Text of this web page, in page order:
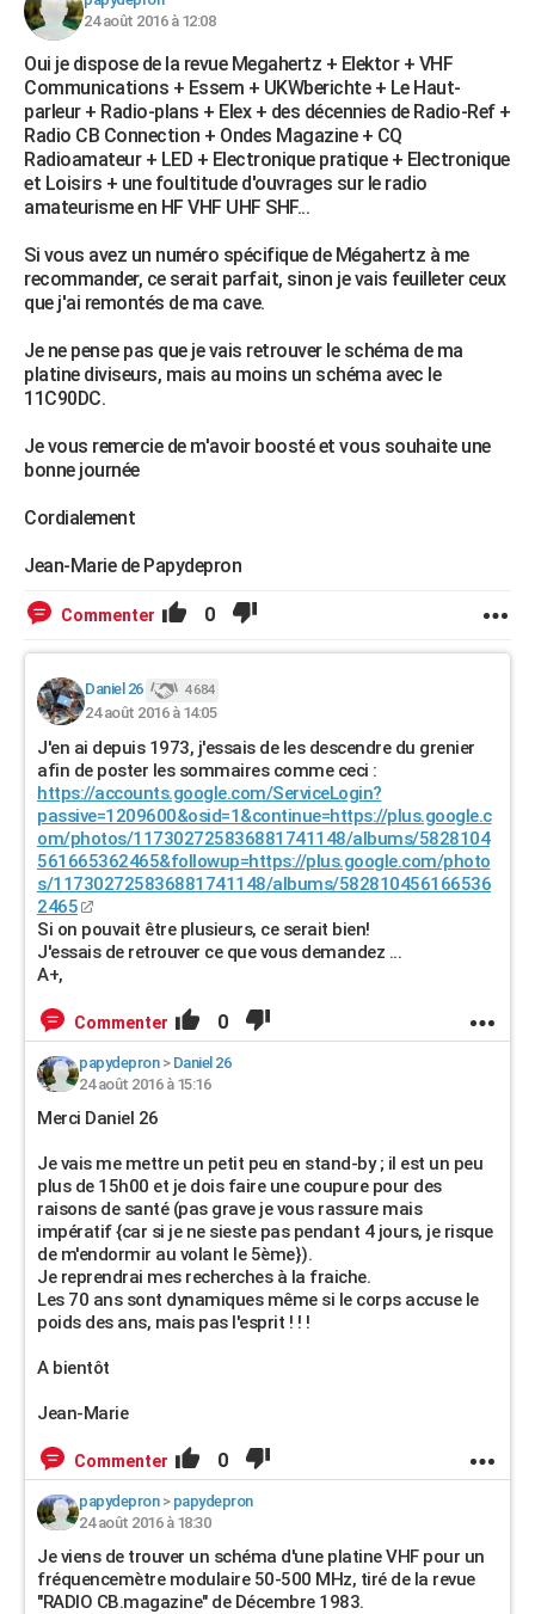
24 août 2016 à 12:08
Oui je dispose de la revue Megahertz + Elektor + VHF
Communications + Essem + UKWberichte + Le Haut-
parleur + Radio-plans + Elex + des décennies de Radio-Ref +
Radio CB Connection + Ondes Magazine + CQ
Radioamateur + LED + Electronique pratique + Electronique
et Loisirs + une foultitude d'ouvrages sur le radio
amateurisme en HF VHF UHF SHF...
Si vous avez un numéro spécifique de Mégahertz à me
recommander, ce serait parfait, sinon je vais feuilleter ceux
que j'ai remontés de ma cave.
Je ne pense pas que je vais retrouver le schéma de ma
platine diviseurs, mais au moins un schéma avec le
11C90DC.
Je vous remercie de m'avoir boosté et vous souhaite une
bonne journée
Cordialement
Jean-Marie de Papydepron
Commenter 0
Daniel 26 4 684
24 août 2016 à 14:05
J'en ai depuis 1973, j'essais de les descendre du grenier
afin de poster les sommaires comme ceci :
https://accounts.google.com/ServiceLogin?
passive=1209600&osid=1&continue=https://plus.google.c
om/photos/117302725836881741148/albums/5828104
561665362465&followup=https://plus.google.com/photo
s/117302725836881741148/albums/582810456166536
2465
Si on pouvait être plusieurs, ce serait bien!
J'essais de retrouver ce que vous demandez ...
A+,
Commenter 0
papydepron> Daniel 26
24 août 2016 à 15:16
Merci Daniel 26
Je vais me mettre un petit peu en stand-by ; il est un peu
plus de 15h00 et je dois faire une coupure pour des
raisons de santé (pas grave je vous rassure mais
impératif {car si je ne sieste pas pendant 4 jours, je risque
de m'endormir au volant le 5ème}).
Je reprendrai mes recherches à la fraiche.
Les 70 ans sont dynamiques même si le corps accuse le
poids des ans, mais pas l'esprit ! ! !
A bientôt
Jean-Marie
Commenter 0
papydepron> papydepron
24 août 2016 à 18:30
Je viens de trouver un schéma d'une platine VHF pour un
fréquencemètre modulaire 50-500 MHz, tiré de la revue
"RADIO CB.magazine" de Décembre 1983.